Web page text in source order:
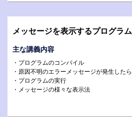
メッセージを表示するプログラム
主な講義内容
プログラムのコンパイル
原因不明のエラーメッセージが発生したら
プログラムの実行
メッセージの様々な表示法